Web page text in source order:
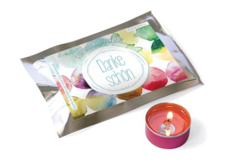
AUSFÜHRUNG WÄHLEN DIESES
PRODUKT
WEIST
MEHRERE
VARIANTEN
AUF.
DIE
OPTIONEN
KÖNNEN
/
DETAILS